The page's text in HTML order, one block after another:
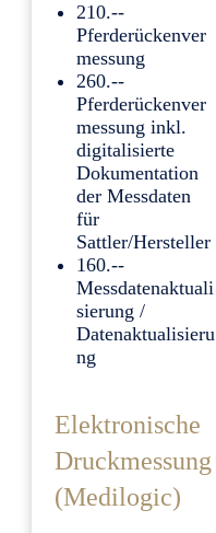
210.--
Pferderückenver
messung
260.--
Pferderückenver
messung inkl.
digitalisierte
Dokumentation
der Messdaten
für
Sattler/Hersteller
160.--
Messdatenaktuali
sierung /
Datenaktualisieru
ng
Elektronische
Druckmessung
(Medilogic)